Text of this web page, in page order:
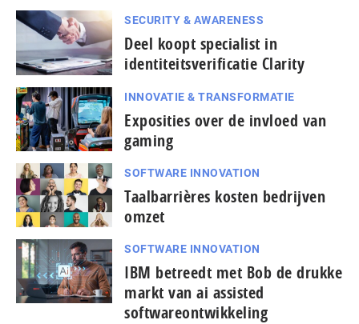
SECURITY & AWARENESS
Deel koopt specialist in
identiteitsverificatie Clarity
INNOVATIE & TRANSFORMATIE
Exposities over de invloed van
gaming
SOFTWARE INNOVATION
Taal­bar­ri­è­res kosten bedrijven
omzet
SOFTWARE INNOVATION
IBM betreedt met Bob de drukke
markt van ai assisted
softwareontwikkeling